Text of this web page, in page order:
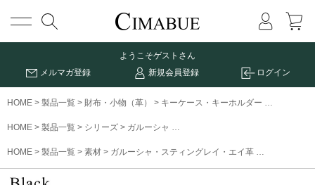
メニュー
ようこそゲストさん
メルマガ登録
新規会員登録 ログイン
HOME 製品一覧 財布・小物（革） キーケース・キーホルダー ガルーシ
HOME 製品一覧 シリーズ ガルーシャ ガルーシャストラップキーホルダー
HOME 製品一覧 素材 ガルーシャ・スティングレイ・エイ革 ガルーシャ